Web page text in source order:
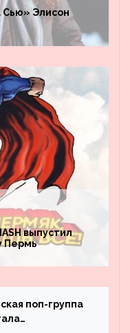
Сью» Элисон
выпустил
Пермь
поп-группа